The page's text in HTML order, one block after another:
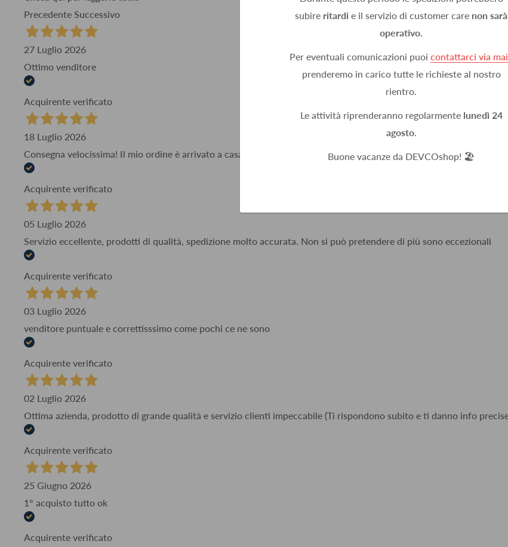
subire ritardi e il servizio di customer care non sarà
operativo.
Per eventuali comunicazioni puoi contattarci via
prenderemo in carico tutte le richieste al nostro
rientro.
Le attività riprenderanno regolarmente lunedì 24
agosto.
Buone vacanze da DEVCOshop! 🏖️
Precedente Successivo
27 Luglio 2026
Ottimo venditore
Acquirente verificato
18 Luglio 2026
Consegna velocissima! Il mio ordine è arrivato a casa mia in un giorno, ben imballato.
Acquirente verificato
05 Luglio 2026
Servizio eccellente, prodotti di qualità, spedizione molto accurata. Non si può pretendere di più sono eccezionali
Acquirente verificato
03 Luglio 2026
venditore puntuale e correttisssimo come pochi ce ne sono
Acquirente verificato
02 Luglio 2026
Ottima azienda, prodotto di grande qualità e servizio clienti impeccabile (Ti rispondono subito e ti danno info
Acquirente verificato
25 Giugno 2026
1° acquisto tutto ok
Acquirente verificato